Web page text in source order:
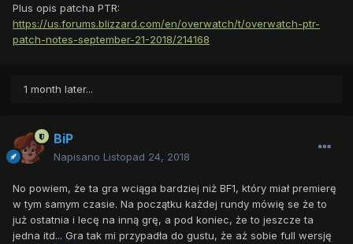
Plus opis patcha PTR:
https://us.forums.blizzard.com/en/overwatch/t/overwatch-ptr-
patch-notes-september-21-2018/214168
1 month later...
BiP
Napisano Listopad 24, 2018
No powiem, że ta gra wciąga bardziej niż BF1, który miał premierę
w tym samym czasie. Na początku każdej rundy mówię se że to
już ostatnia i lecę na inną grę, a pod koniec, że to jeszcze ta
jedna itd... Gra tak mi przypadła do gustu, że aż sobie full wersję